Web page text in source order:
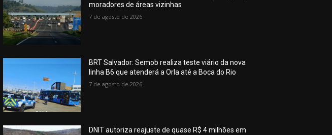
moradores de áreas vizinhas
7 de agosto de 2026
BRT Salvador: Semob realiza teste viário da nova
linha B6 que atenderá a Orla até a Boca do Rio
7 de agosto de 2026
DNIT autoriza reajuste de quase R$ 4 milhões em